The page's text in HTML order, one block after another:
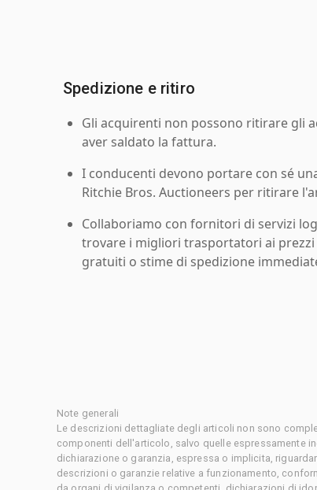
Spedizione e ritiro
Gli acquirenti non possono ritirare gli
aver saldato la fattura.
I conducenti devono portare con sé
Ritchie Bros. Auctioneers per ritirare
Collaboriamo con fornitori di servizi
trovare i migliori trasportatori ai prezzi
gratuiti o stime di spedizione
Note generali
Le descrizioni dettagliate degli articoli non sono
componenti dell'articolo, salvo quelle espressamente
dichiarazione o garanzia, espressa o implicita,
descrizioni o garanzie relative a funzionamento,